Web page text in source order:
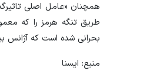
همچنان «عامل اصلی
طریق تنگه هرمز را که
بحرانی شده است که آژانس
منبع: ایسنا